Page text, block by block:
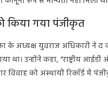
किया गया पंजीकृत
के अध्यक्ष युवराज अधिकारी
था। उन्होंने कहा, “राष्ट्रीय
को अस्थायी रिकॉर्ड में